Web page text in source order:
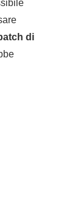
di